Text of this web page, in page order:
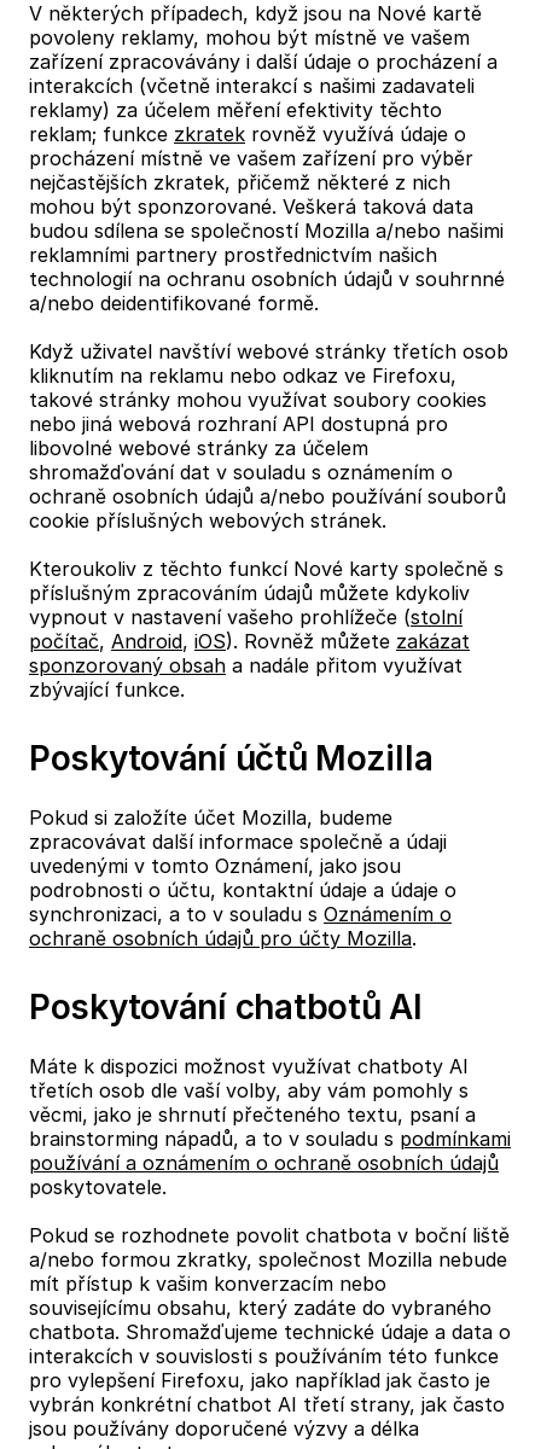
V některých případech, když jsou na Nové kartě
povoleny reklamy, mohou být místně ve vašem
zařízení zpracovávány i další údaje o procházení a
interakcích (včetně interakcí s našimi zadavateli
reklamy) za účelem měření efektivity těchto
reklam; funkce zkratek rovněž využívá údaje o
procházení místně ve vašem zařízení pro výběr
nejčastějších zkratek, přičemž některé z nich
mohou být sponzorované. Veškerá taková data
budou sdílena se společností Mozilla a/nebo našimi
reklamními partnery prostřednictvím našich
technologií na ochranu osobních údajů v souhrnné
a/nebo deidentifikované formě.
Když uživatel navštíví webové stránky třetích osob
kliknutím na reklamu nebo odkaz ve Firefoxu,
takové stránky mohou využívat soubory cookies
nebo jiná webová rozhraní API dostupná pro
libovolné webové stránky za účelem
shromažďování dat v souladu s oznámením o
ochraně osobních údajů a/nebo používání souborů
cookie příslušných webových stránek.
Kteroukoliv z těchto funkcí Nové karty společně s
příslušným zpracováním údajů můžete kdykoliv
vypnout v nastavení vašeho prohlížeče (stolní
počítač, Android, iOS). Rovněž můžete zakázat
sponzorovaný obsah a nadále přitom využívat
zbývající funkce.
Poskytování účtů Mozilla
Pokud si založíte účet Mozilla, budeme
zpracovávat další informace společně a údaji
uvedenými v tomto Oznámení, jako jsou
podrobnosti o účtu, kontaktní údaje a údaje o
synchronizaci, a to v souladu s Oznámením o
ochraně osobních údajů pro účty Mozilla.
Poskytování chatbotů AI
Máte k dispozici možnost využívat chatboty AI
třetích osob dle vaší volby, aby vám pomohly s
věcmi, jako je shrnutí přečteného textu, psaní a
brainstorming nápadů, a to v souladu s podmínkami
používání a oznámením o ochraně osobních údajů
poskytovatele.
Pokud se rozhodnete povolit chatbota v boční liště
a/nebo formou zkratky, společnost Mozilla nebude
mít přístup k vašim konverzacím nebo
souvisejícímu obsahu, který zadáte do vybraného
chatbota. Shromažďujeme technické údaje a data o
interakcích v souvislosti s používáním této funkce
pro vylepšení Firefoxu, jako například jak často je
vybrán konkrétní chatbot AI třetí strany, jak často
jsou používány doporučené výzvy a délka